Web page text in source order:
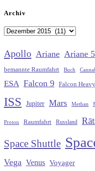
Archiv
Archiv
Apollo Ariane Ariane 5
bemannte Raumfahrt Buch
ESA Falcon 9 Falcon Heavy
ISS Jupiter Mars Methan
Proton Raumfahrt Russland
Space Shuttle
Vega Venus Voyager